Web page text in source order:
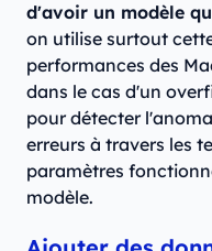
d'avoir un modèle
on utilise surtout
performances des
dans le cas d'un
pour détecter
erreurs à travers les
paramètres
modèle.